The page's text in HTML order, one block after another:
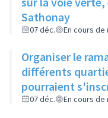
Sathonay
07 déc. En cours
Organiser le
différents
pourraient
Locale
07 déc. En cours